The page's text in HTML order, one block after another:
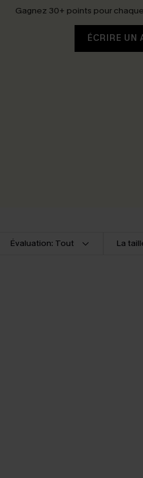
Gagnez 30+ points pour
ÉCRIRE UN
Évaluation: Tout La